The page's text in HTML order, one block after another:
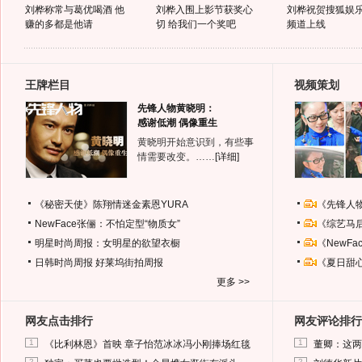
刘桦称常与葛优喝酒 他
赚的多都是他请
刘桦入围上影节获奖心
切 给我们一个奖吧
刘桦祝贺搜狐娱
频道上线
王牌栏目
先锋人物黄晓明：
感谢低潮 偶像重生
黄晓明开始意识到，有些事
情需要改变。…… [详细]
《秘密天使》陈翔情迷金素恩YURA
NewFace张俪：不怕定型“物质女”
明星时尚周报：女明星的欲望衣橱
日韩时尚周报 好莱坞街拍周报
更多 >>
视频策划
《先锋
《综艺
《
《夏日
网友点击排行
1 《比利林恩》首映 章子怡范冰冰冯小刚捧场红毯
网友评论排行
1 董卿：这